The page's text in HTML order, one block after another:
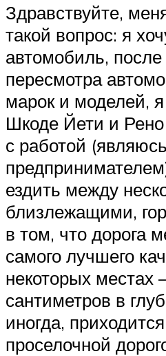
Здравствуйте,
такой вопрос: я
автомобиль,
пересмотра
марок и моделей,
Шкоде Йети и
с работой
ездить между
близлежащими,
в том, что дорога
самого лучшего
некоторых
сантиметров в
иногда,
проселочной